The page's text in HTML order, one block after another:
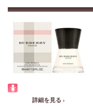
詳細を見る ›